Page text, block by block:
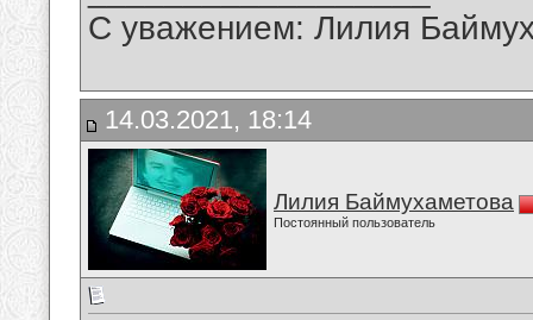
С уважением: Лилия
14.03.2021, 18:14
Лилия Баймухаметова
Постоянный пользователь